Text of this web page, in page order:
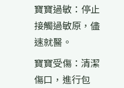
寶寶過敏：停止
接觸過敏原，儘
速就醫。
寶寶受傷：清潔
傷口，進行包